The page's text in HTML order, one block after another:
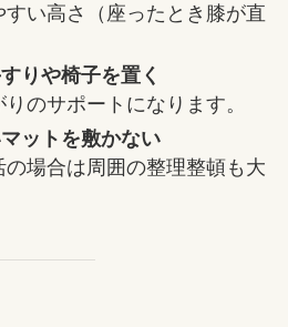
い高さ（座ったとき膝が直
りや椅子を置く
のサポートになります。
ットを敷かない
場合は周囲の整理整頓も大